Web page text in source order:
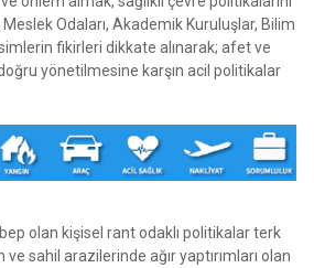
Odaları, Akademik Kuruluşlar, Bilim
fikirleri dikkate alınarak; afet ve
yönetilmesine karşın acil politikalar
olan kişisel rant odaklı politikalar terk
sahil arazilerinde ağır yaptırımları olan